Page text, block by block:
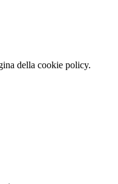
della cookie policy.